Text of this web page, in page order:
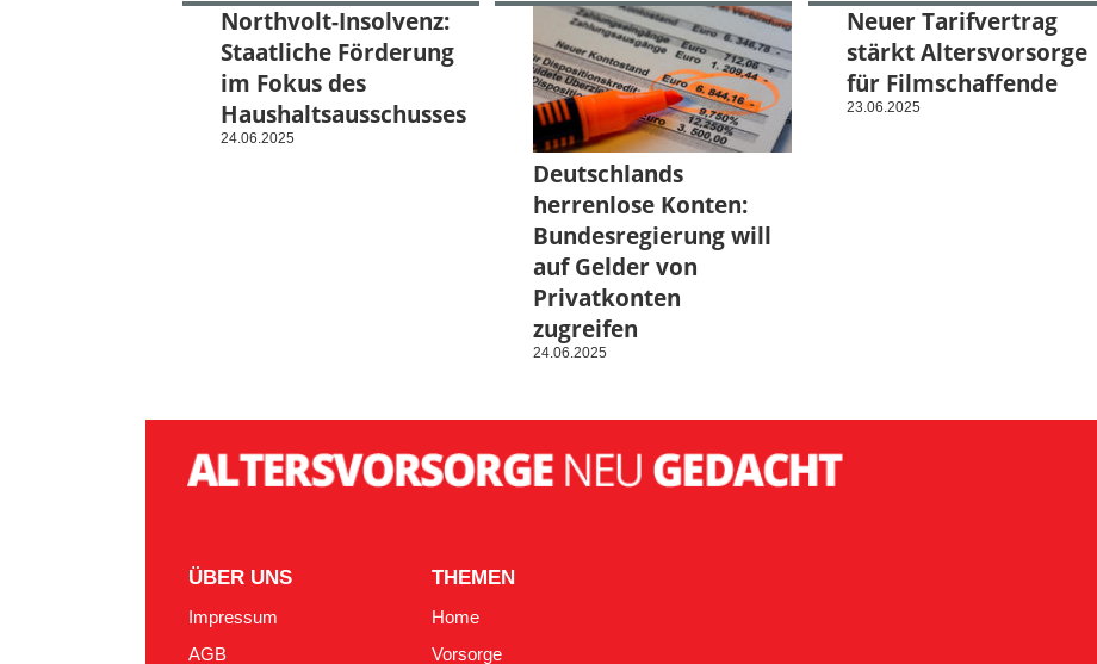
Northvolt-Insolvenz:
Staatliche Förderung
im Fokus des
Haushaltsausschusses
24.06.2025
Deutschlands
herrenlose Konten:
Bundesregierung will
auf Gelder von
Privatkonten
zugreifen
24.06.2025
Neuer Tarifvertrag
stärkt Altersvorsorge
für Filmschaffende
23.06.2025
ÜBER UNS
Impressum
AGB
THEMEN
Home
Vorsorge